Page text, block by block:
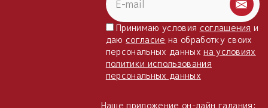
Принимаю условия соглашения и
даю согласие на обработку своих
персональных данныхна условиях
политики использования
персональных данных
Наше приложение он-лайн гадания: